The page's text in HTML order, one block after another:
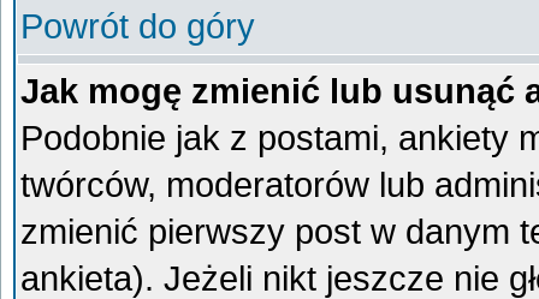
Powrót do góry
Jak mogę zmienić lub usunąć
Podobnie jak z postami, ankiety
twórców, moderatorów lub
zmienić pierwszy post w danym
ankieta). Jeżeli nikt jeszcze nie